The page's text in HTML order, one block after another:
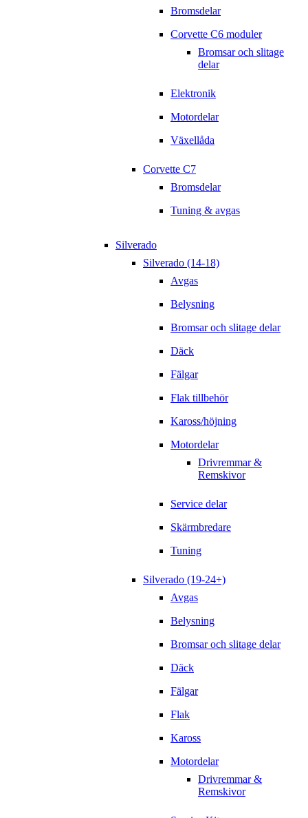
Bromsdelar
Corvette C6 moduler
Bromsar och slitage
delar
Elektronik
Motordelar
Växellåda
Corvette C7
Bromsdelar
Tuning & avgas
Silverado
Silverado (14-18)
Avgas
Belysning
Bromsar och slitage delar
Däck
Fälgar
Flak tillbehör
Kaross/höjning
Motordelar
Drivremmar &
Remskivor
Service delar
Skärmbredare
Tuning
Silverado (19-24+)
Avgas
Belysning
Bromsar och slitage delar
Däck
Fälgar
Flak
Kaross
Motordelar
Drivremmar &
Remskivor